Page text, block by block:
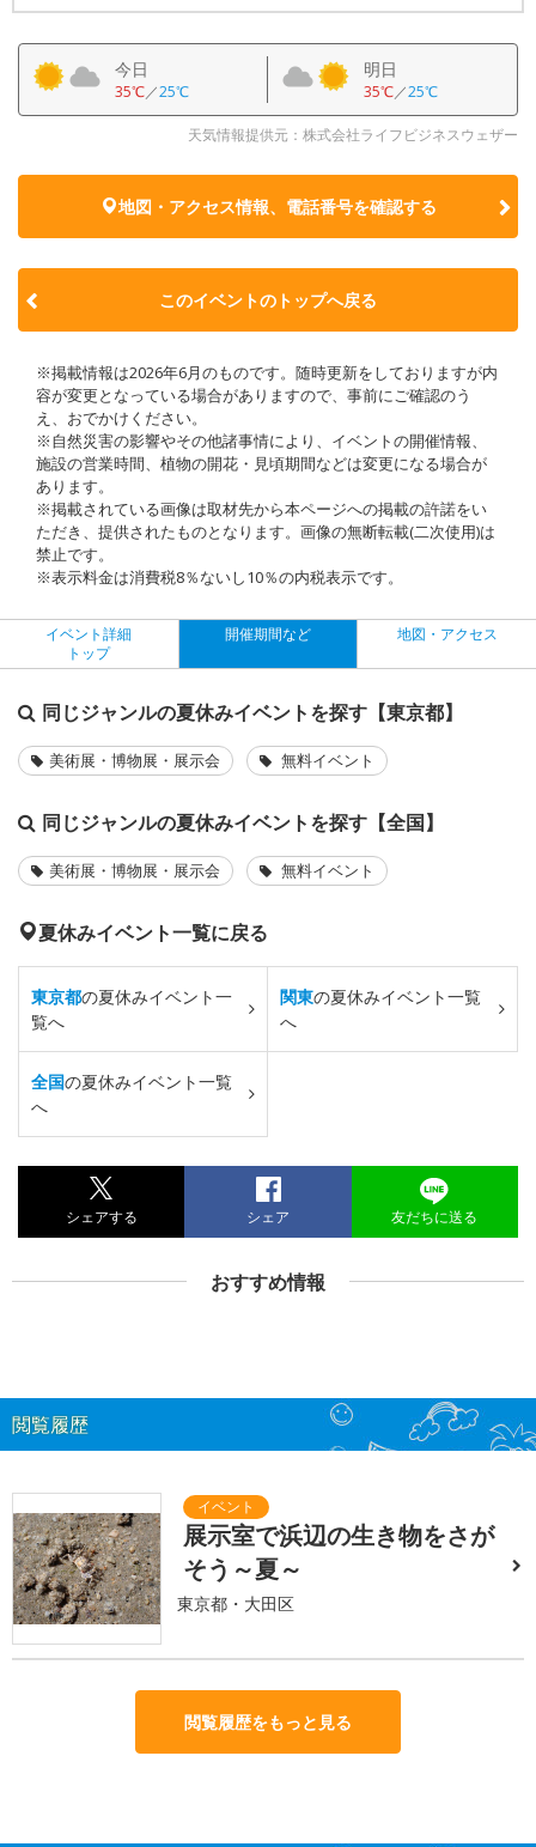
今日
35℃／25℃
明日
35℃／25℃
天気情報提供元：株式会社ライフビジネスウェザー
地図・アクセス情報、電話番号を確認する
このイベントのトップへ戻る
※掲載情報は2026年6月のものです。随時更新をしておりますが内
容が変更となっている場合がありますので、事前にご確認のう
え、おでかけください。
※自然災害の影響やその他諸事情により、イベントの開催情報、
施設の営業時間、植物の開花・見頃期間などは変更になる場合が
あります。
※掲載されている画像は取材先から本ページへの掲載の許諾をい
ただき、提供されたものとなります。画像の無断転載(二次使用)は
禁止です。
※表示料金は消費税8％ないし10％の内税表示です。
イベント詳細
トップ
開催期間など 地図・アクセス
同じジャンルの夏休みイベントを探す【東京都】
美術展・博物展・展示会 無料イベント
同じジャンルの夏休みイベントを探す【全国】
美術展・博物展・展示会 無料イベント
夏休みイベント一覧に戻る
東京都の夏休みイベント一
覧へ
関東の夏休みイベント一覧
へ
全国の夏休みイベント一覧
へ
シェアする シェア 友だちに送る
おすすめ情報
閲覧履歴
展示室で浜辺の生き物をさが
そう～夏～
東京都・大田区
閲覧履歴をもっと見る